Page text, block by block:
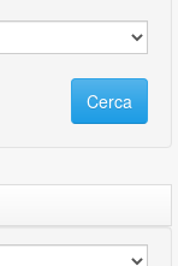
Cerca